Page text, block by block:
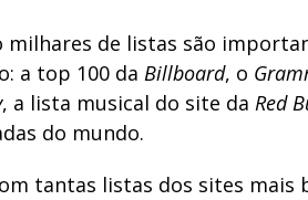
milhares de listas são
a top 100 da Billboard, o
, a lista musical do site da Red
do mundo.
tantas listas dos sites